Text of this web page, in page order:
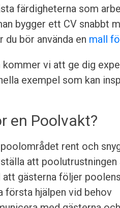
färdigheterna som
bygger ett CV snabbt
du bör använda en mall
kommer vi att ge dig
exempel som kan
en Poolvakt?
rent och
att
att gästerna följer
första hjälpen vid behov